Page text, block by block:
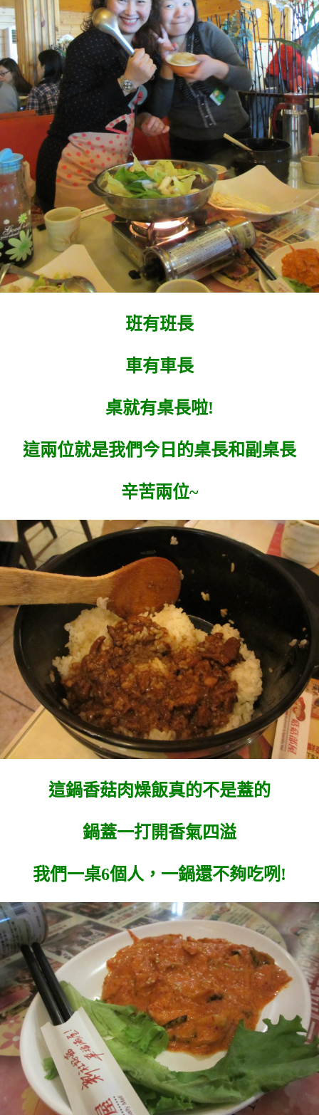
班有班長
車有車長
桌就有桌長啦!
這兩位就是我們今日的桌長和副桌長
辛苦兩位~
這鍋香菇肉燥飯真的不是蓋的
鍋蓋一打開香氣四溢
我們一桌6個人，一鍋還不夠吃咧!